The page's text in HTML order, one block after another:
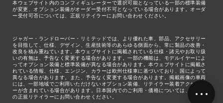
本ウェブサイト内のコンフィギュレーターで選択可能となっている一部の標準装備
が変更、オプション装備がオーダー受付不可となっている場合があります。オーダ
ー受付可否については、正規リテイラーにお問い合わせください。
ジャガー・ランドローバー・リミテッドでは、より優れた車、部品、アクセサリー
を目指して、仕様、デザイン、生産技術等のあらゆる側面から、常に製品の改善・
改良を積み重ねています。本ウェブサイトに掲載されている仕様・諸元やお取り扱
いの有無は、予告なく変更する場合があります。一部の機能は、モデルイヤーによ
ってオプション装備と標準装備が異なる場合があります。本ウェブサイトに掲載さ
れている情報、仕様、エンジン、カラーは欧州仕様車に基づいており、国によって
異なる場合があります。また、予告なく変更する場合があります。掲載画像の車両
には、一部地域でご利用いただけないオプション装備、リテイラー装着アクセサリ
ーが含まれている場合があります。日本国内でのご利用・価格については、お近く
の正規リテイラーにお問い合わせください。